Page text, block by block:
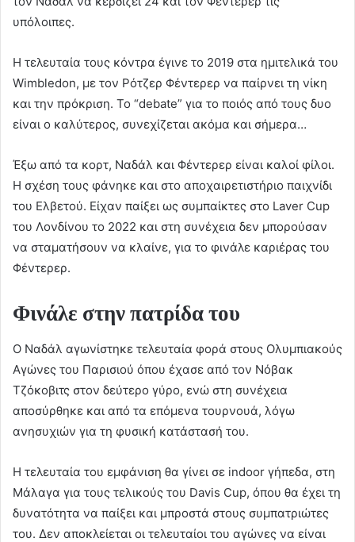
υπόλοιπες.
Η τελευταία τους κόντρα έγινε το 2019 στα ημιτελικά του
Wimbledon, με τον Ρότζερ Φέντερερ να παίρνει τη νίκη
και την πρόκριση. Το “debate” για το ποιός από τους δυο
είναι ο καλύτερος, συνεχίζεται ακόμα και σήμερα…
Έξω από τα κορτ, Ναδάλ και Φέντερερ είναι καλοί φίλοι.
Η σχέση τους φάνηκε και στο αποχαιρετιστήριο παιχνίδι
του Ελβετού. Είχαν παίξει ως συμπαίκτες στο Laver Cup
του Λονδίνου το 2022 και στη συνέχεια δεν μπορούσαν
να σταματήσουν να κλαίνε, για το φινάλε καριέρας του
Φέντερερ.
Φινάλε στην πατρίδα του
Ο Ναδάλ αγωνίστηκε τελευταία φορά στους Ολυμπιακούς
Αγώνες του Παρισιού όπου έχασε από τον Νόβακ
Τζόκοβιτς στον δεύτερο γύρο, ενώ στη συνέχεια
αποσύρθηκε και από τα επόμενα τουρνουά, λόγω
ανησυχιών για τη φυσική κατάστασή του.
H τελευταία του εμφάνιση θα γίνει σε indoor γήπεδα, στη
Μάλαγα για τους τελικούς του Davis Cup, όπου θα έχει τη
δυνατότητα να παίξει και μπροστά στους συμπατριώτες
του. Δεν αποκλείεται οι τελευταίοι του αγώνες να είναι